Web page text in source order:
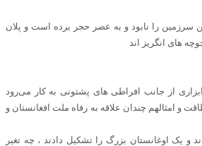
سرزمین را نابود و به عصر حجر برده است و پلان
های انگریز اند
از جانب افراطی های پشتونی به کار می‌رود
و امثالهم چندان علاقه به رفاه ملت افغانستان و
و یک اوغانستان بزرگ را تشکیل دادند ، چه تغیر